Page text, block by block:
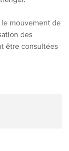
mouvement de
des
être consultées